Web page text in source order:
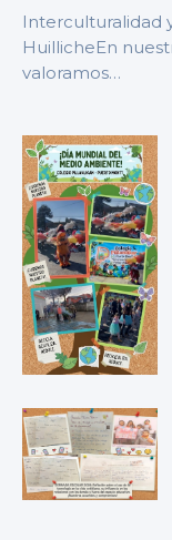
Interculturalidad
HuillicheEn
valoramos…